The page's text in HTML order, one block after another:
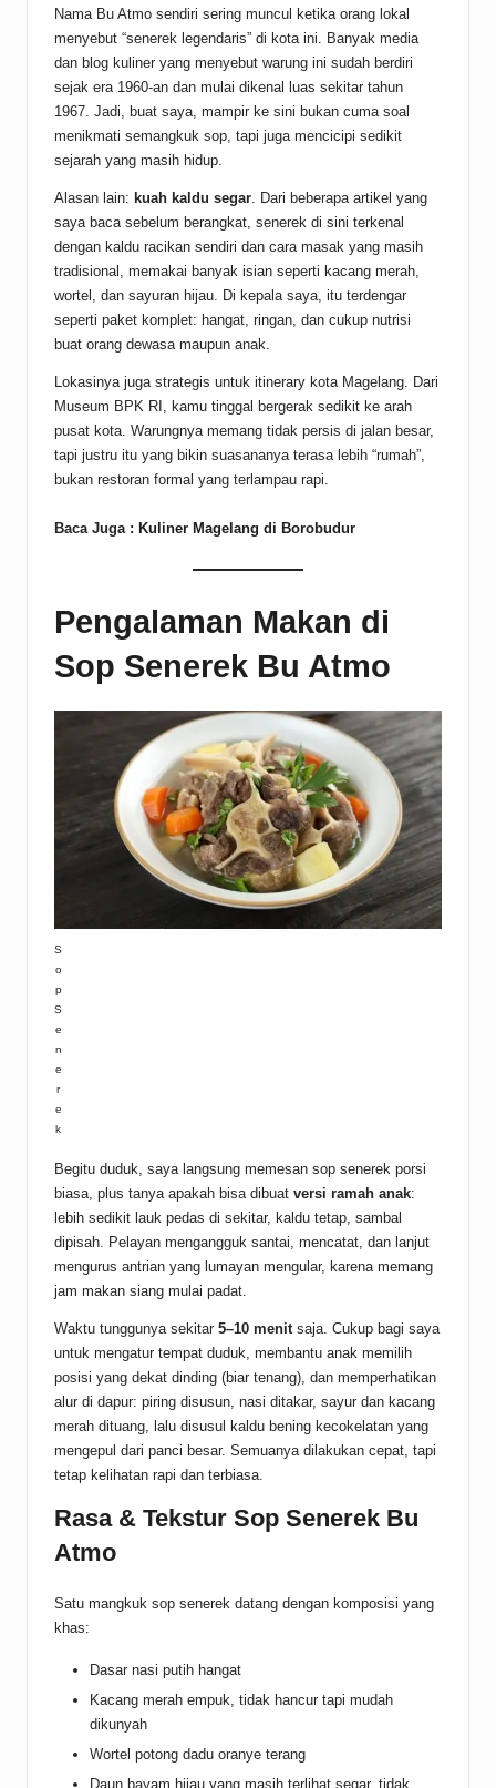
Nama Bu Atmo sendiri sering muncul ketika orang lokal
menyebut “senerek legendaris” di kota ini. Banyak media
dan blog kuliner yang menyebut warung ini sudah berdiri
sejak era 1960-an dan mulai dikenal luas sekitar tahun
1967. Jadi, buat saya, mampir ke sini bukan cuma soal
menikmati semangkuk sop, tapi juga mencicipi sedikit
sejarah yang masih hidup.
Alasan lain: kuah kaldu segar . Dari beberapa artikel yang
saya baca sebelum berangkat, senerek di sini terkenal
dengan kaldu racikan sendiri dan cara masak yang masih
tradisional, memakai banyak isian seperti kacang merah,
wortel, dan sayuran hijau. Di kepala saya, itu terdengar
seperti paket komplet: hangat, ringan, dan cukup nutrisi
buat orang dewasa maupun anak.
Lokasinya juga strategis untuk itinerary kota Magelang. Dari
Museum BPK RI, kamu tinggal bergerak sedikit ke arah
pusat kota. Warungnya memang tidak persis di jalan besar,
tapi justru itu yang bikin suasananya terasa lebih “rumah”,
bukan restoran formal yang terlampau rapi.
Baca Juga : Kuliner Magelang di Borobudur
Pengalaman Makan di
Sop Senerek Bu Atmo
S
o
p
S
e
n
e
r
e
k
Begitu duduk, saya langsung memesan sop senerek porsi
biasa, plus tanya apakah bisa dibuat versi ramah anak:
lebih sedikit lauk pedas di sekitar, kaldu tetap, sambal
dipisah. Pelayan mengangguk santai, mencatat, dan lanjut
mengurus antrian yang lumayan mengular, karena memang
jam makan siang mulai padat.
Waktu tunggunya sekitar 5–10 menit saja. Cukup bagi saya
untuk mengatur tempat duduk, membantu anak memilih
posisi yang dekat dinding (biar tenang), dan memperhatikan
alur di dapur: piring disusun, nasi ditakar, sayur dan kacang
merah dituang, lalu disusul kaldu bening kecokelatan yang
mengepul dari panci besar. Semuanya dilakukan cepat, tapi
tetap kelihatan rapi dan terbiasa.
Rasa & Tekstur Sop Senerek Bu
Atmo
Satu mangkuk sop senerek datang dengan komposisi yang
khas:
Dasar nasi putih hangat
Kacang merah empuk, tidak hancur tapi mudah
dikunyah
Wortel potong dadu oranye terang
Daun bayam hijau yang masih terlihat segar, tidak